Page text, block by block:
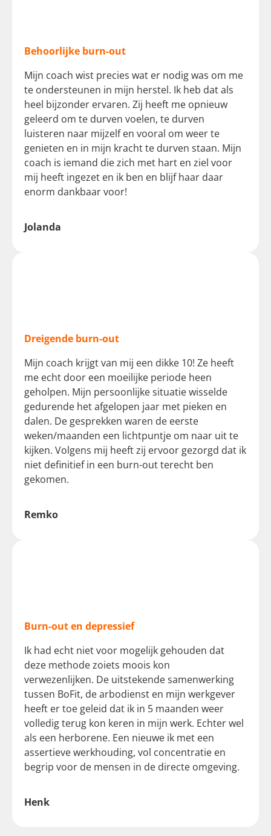
Behoorlijke burn-out
Mijn coach wist precies wat er nodig was om me
te ondersteunen in mijn herstel. Ik heb dat als
heel bijzonder ervaren. Zij heeft me opnieuw
geleerd om te durven voelen, te durven
luisteren naar mijzelf en vooral om weer te
genieten en in mijn kracht te durven staan. Mijn
coach is iemand die zich met hart en ziel voor
mij heeft ingezet en ik ben en blijf haar daar
enorm dankbaar voor!
Jolanda
Dreigende burn-out
Mijn coach krijgt van mij een dikke 10! Ze heeft
me echt door een moeilijke periode heen
geholpen. Mijn persoonlijke situatie wisselde
gedurende het afgelopen jaar met pieken en
dalen. De gesprekken waren de eerste
weken/maanden een lichtpuntje om naar uit te
kijken. Volgens mij heeft zij ervoor gezorgd dat ik
niet definitief in een burn-out terecht ben
gekomen.
Remko
Burn-out en depressief
Ik had echt niet voor mogelijk gehouden dat
deze methode zoiets moois kon
verwezenlijken. De uitstekende samenwerking
tussen BoFit, de arbodienst en mijn werkgever
heeft er toe geleid dat ik in 5 maanden weer
volledig terug kon keren in mijn werk. Echter wel
als een herborene. Een nieuwe ik met een
assertieve werkhouding, vol concentratie en
begrip voor de mensen in de directe omgeving.
Henk